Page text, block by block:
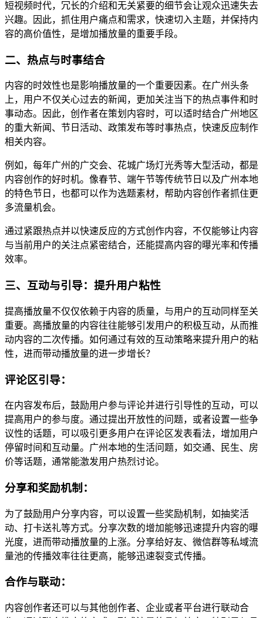
短视频时代，冗长的介绍和无关紧要的细节会让观众迅速失去
兴趣。因此，抓住用户痛点和需求，快速切入主题，并保持内
容的高价值性，是增加播放量的重要手段。
二、热点与时事结合
内容的时效性也是影响播放量的一个重要因素。在广州头条
上，用户不仅关心过去的新闻，更加关注当下的热点事件和时
事动态。因此，创作者在策划内容时，可以适时结合广州地区
的重大新闻、节日活动、政策发布等时事热点，快速反应制作
相关内容。
例如，每年广州的广交会、花城广场灯光秀等大型活动，都是
内容创作的好时机。像春节、端午节等传统节日以及广州本地
的特色节日，也都可以作为选题素材，帮助内容创作者抓住更
多流量机会。
通过紧跟热点并以快速反应的方式创作内容，不仅能够让内容
与当前用户的关注点紧密结合，还能提高内容的曝光率和传播
效率。
三、互动与引导：提升用户粘性
提高播放量不仅仅依赖于内容的质量，与用户的互动同样至关
重要。高播放量的内容往往能够引发用户的积极互动，从而推
动内容的二次传播。如何通过有效的互动策略来提升用户的粘
性，进而带动播放量的进一步增长？
评论区引导：
在内容发布后，鼓励用户参与评论并进行引导性的互动，可以
提高用户的参与度。通过提出开放性的问题，或者设置一些争
议性的话题，可以吸引更多用户在评论区发表看法，增加用户
停留时间和互动量。广州本地的生活问题，如交通、民生、房
价等话题，通常能激发用户热烈讨论。
分享和奖励机制：
为了鼓励用户分享内容，可以设置一些奖励机制，如抽奖活
动、打卡送礼等方式。分享次数的增加能够迅速提升内容的曝
光度，进而带动播放量的上涨。分享给好友、微信群等私域流
量池的传播效率往往更高，能够迅速裂变式传播。
合作与联动：
内容创作者还可以与其他创作者、企业或者平台进行联动合